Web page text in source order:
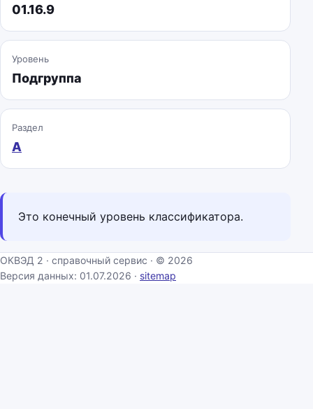
01.16.9
Уровень
Подгруппа
Раздел
A
Это конечный уровень классификатора.
ОКВЭД 2 · справочный сервис · © 2026
Версия данных: 01.07.2026 · sitemap